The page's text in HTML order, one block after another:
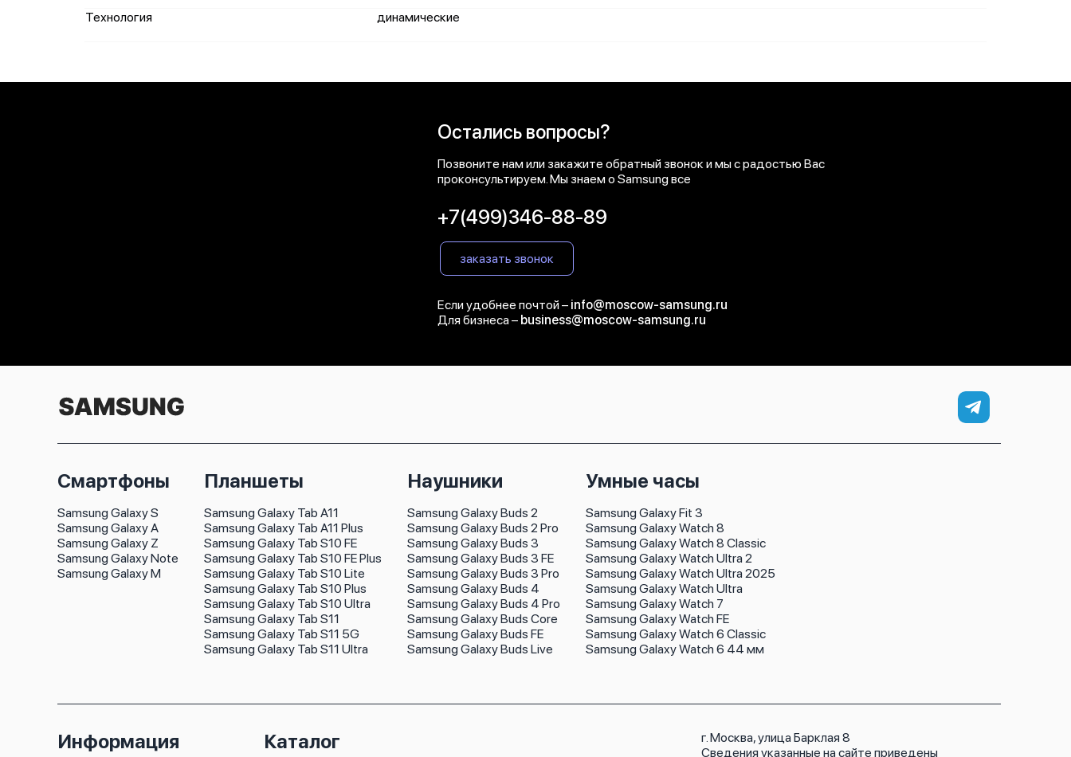
Технология динамические
Остались вопросы?
Позвоните нам или закажите обратный звонок и мы с радостью Вас
проконсультируем. Мы знаем о Samsung все
+7(499)346-88-89
заказать звонок
Если удобнее почтой – info@moscow-samsung.ru
Для бизнеса – business@moscow-samsung.ru
Смартфоны
Samsung Galaxy S
Samsung Galaxy A
Samsung Galaxy Z
Samsung Galaxy Note
Samsung Galaxy M
Планшеты
Samsung Galaxy Tab A11
Samsung Galaxy Tab A11 Plus
Samsung Galaxy Tab S10 FE
Samsung Galaxy Tab S10 FE Plus
Samsung Galaxy Tab S10 Lite
Samsung Galaxy Tab S10 Plus
Samsung Galaxy Tab S10 Ultra
Samsung Galaxy Tab S11
Samsung Galaxy Tab S11 5G
Samsung Galaxy Tab S11 Ultra
Наушники
Samsung Galaxy Buds 2
Samsung Galaxy Buds 2 Pro
Samsung Galaxy Buds 3
Samsung Galaxy Buds 3 FE
Samsung Galaxy Buds 3 Pro
Samsung Galaxy Buds 4
Samsung Galaxy Buds 4 Pro
Samsung Galaxy Buds Core
Samsung Galaxy Buds FE
Samsung Galaxy Buds Live
Умные часы
Samsung Galaxy Fit 3
Samsung Galaxy Watch 8
Samsung Galaxy Watch 8 Classic
Samsung Galaxy Watch Ultra 2
Samsung Galaxy Watch Ultra 2025
Samsung Galaxy Watch Ultra
Samsung Galaxy Watch 7
Samsung Galaxy Watch FE
Samsung Galaxy Watch 6 Classic
Samsung Galaxy Watch 6 44 мм
Информация Каталог
г. Москва, улица Барклая 8
Сведения указанные на сайте приведены